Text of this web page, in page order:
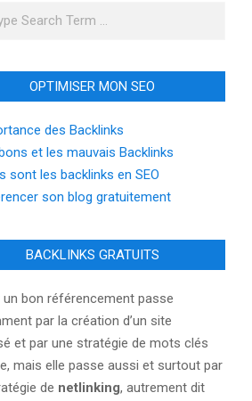
OPTIMISER MON SEO
des Backlinks
et les mauvais Backlinks
sont les backlinks en SEO
son blog gratuitement
BACKLINKS GRATUITS
un bon référencement passe
par la création d’un site
et par une stratégie de mots clés
mais elle passe aussi et surtout par
de netlinking, autrement dit